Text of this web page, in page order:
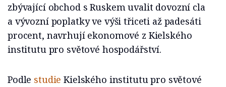
zbývající obchod s Ruskem uvalit dovozní cla
a vývozní poplatky ve výši třiceti až padesáti
procent, navrhují ekonomové z Kielského
institutu pro světové hospodářství.
Podle studie Kielského institutu pro světové